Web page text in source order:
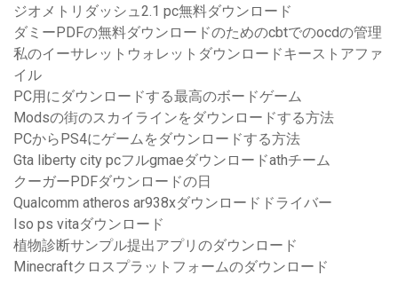
ジオメトリダッシュ2.1 pc無料ダウンロード
ダミーPDFの無料ダウンロードのためのcbtでのocdの管理
私のイーサレットウォレットダウンロードキーストアファ
イル
PC用にダウンロードする最高のボードゲーム
Modsの街のスカイラインをダウンロードする方法
PCからPS4にゲームをダウンロードする方法
Gta liberty city pcフルgmaeダウンロードathチーム
クーガーPDFダウンロードの日
Qualcomm atheros ar938xダウンロードドライバー
Iso ps vitaダウンロード
植物診断サンプル提出アプリのダウンロード
Minecraftクロスプラットフォームのダウンロード